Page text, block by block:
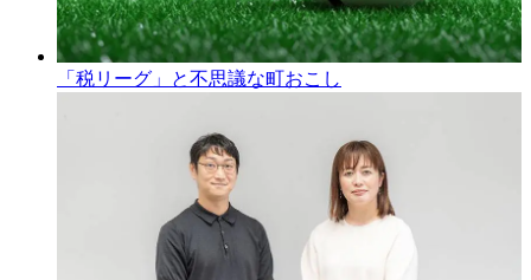
「税リーグ」と不思議な町おこし